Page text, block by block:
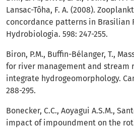
Lansac-Tôha, F. A. (2008).
concordance patterns in Brasilian
Hydrobiologia. 598: 247-255.
Biron, P.M., Buffin-Bélanger, T.,
for river management and stream
integrate hydrogeomorphology.
288-295.
Bonecker, C.C., Aoyagui A.S.M.,
impact of impoundment on the